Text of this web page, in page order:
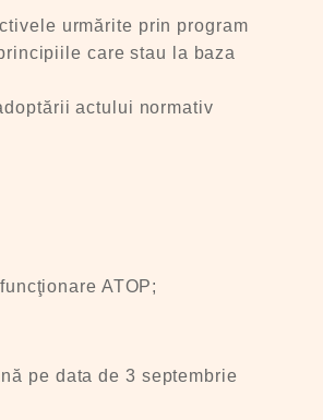
urmărite prin program
care stau la baza
actului normativ
ATOP;
pe data de 3 septembrie